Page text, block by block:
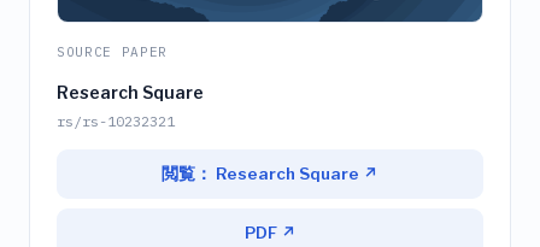
SOURCE PAPER
Research Square
rs/rs-10232321
閲覧： Research Square ↗
PDF ↗